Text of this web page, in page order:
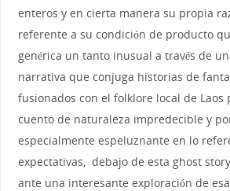
enteros y en cierta manera su propia
referente a su condición de producto
genérica un tanto inusual a través de
narrativa que conjuga historias de
fusionados con el folklore local de Laos
cuento de naturaleza impredecible y
especialmente espeluznante en lo
expectativas, debajo de esta ghost
ante una interesante exploración de